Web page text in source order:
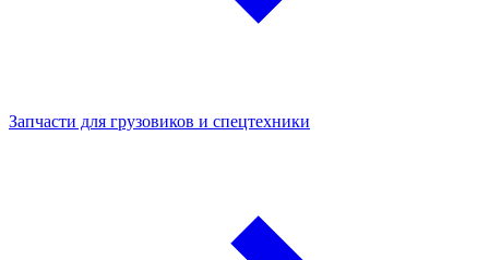
Запчасти для грузовиков и спецтехники